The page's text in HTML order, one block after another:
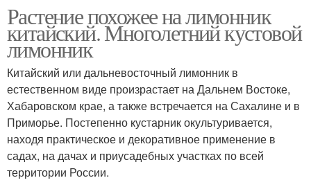
Растение похожее на лимонник
китайский. Многолетний кустовой
лимонник
Китайский или дальневосточный лимонник в
естественном виде произрастает на Дальнем Востоке,
Хабаровском крае, а также встречается на Сахалине и в
Приморье. Постепенно кустарник окультуривается,
находя практическое и декоративное применение в
садах, на дачах и приусадебных участках по всей
территории России.